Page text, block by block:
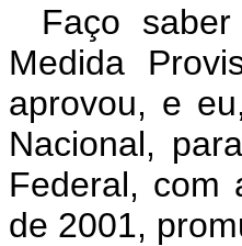
Faço
Medida
aprovou, e
Nacional,
Federal, com
de 2001,